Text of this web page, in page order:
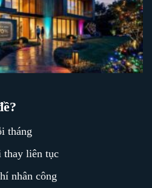
tháng
thay liên tục
nhân công